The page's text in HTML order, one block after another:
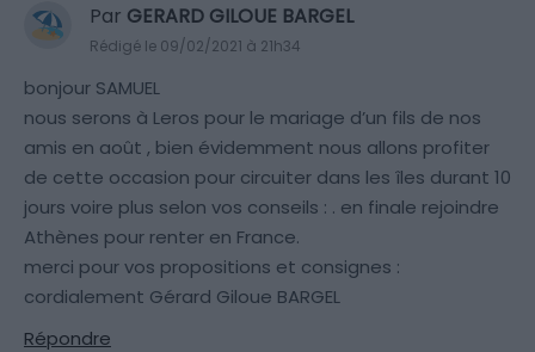
Par GERARD GILOUE BARGEL
Rédigé le 09/02/2021 à 21h34
bonjour SAMUEL
nous serons à Leros pour le mariage d’un fils de nos
amis en août , bien évidemment nous allons profiter
de cette occasion pour circuiter dans les îles durant 10
jours voire plus selon vos conseils : . en finale rejoindre
Athènes pour renter en France.
merci pour vos propositions et consignes :
cordialement Gérard Giloue BARGEL
Répondre